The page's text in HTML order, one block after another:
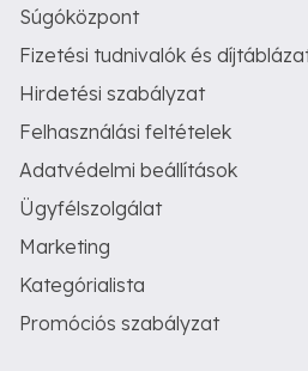
Súgóközpont
Fizetési tudnivalók és
Hirdetési szabályzat
Felhasználási feltételek
Adatvédelmi beállítások
Ügyfélszolgálat
Marketing
Kategórialista
Promóciós szabályzat